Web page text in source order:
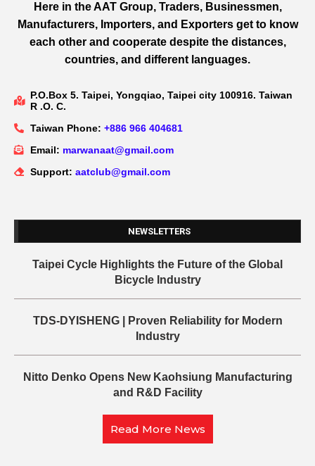
Here in the AAT Group, Traders, Businessmen,
Manufacturers, Importers, and Exporters get to know
each other and cooperate despite the distances,
countries, and different languages.
P.O.Box 5. Taipei, Yongqiao, Taipei city 100916. Taiwan
R .O. C.
Taiwan Phone: +886 966 404681
Email: marwanaat@gmail.com
Support: aatclub@gmail.com
NEWSLETTERS
Taipei Cycle Highlights the Future of the Global
Bicycle Industry
TDS-DYISHENG | Proven Reliability for Modern
Industry
Nitto Denko Opens New Kaohsiung Manufacturing
and R&D Facility
Read More News